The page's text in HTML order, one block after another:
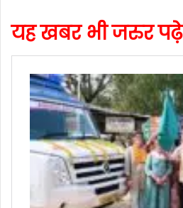
यह खबर भी जरुर पढ़े